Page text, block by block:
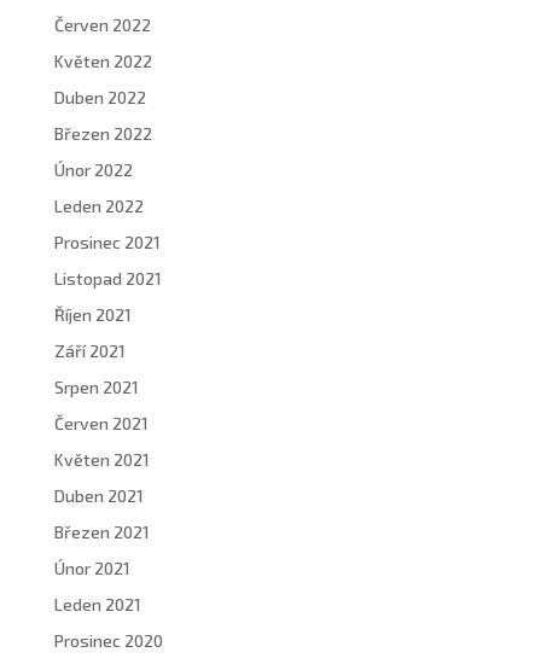
Červen 2022
Květen 2022
Duben 2022
Březen 2022
Únor 2022
Leden 2022
Prosinec 2021
Listopad 2021
Říjen 2021
Září 2021
Srpen 2021
Červen 2021
Květen 2021
Duben 2021
Březen 2021
Únor 2021
Leden 2021
Prosinec 2020